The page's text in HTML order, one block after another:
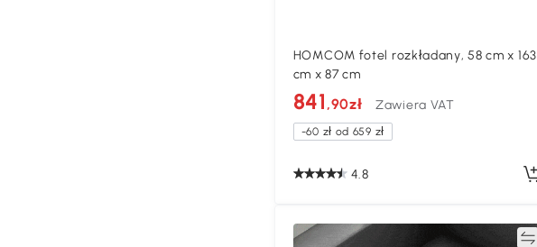
HOMCOM fotel rozkładany, 58 cm x 163
cm x 87 cm
841 ,90zł Zawiera VAT
-60 zł od 659 zł
4.8
Porównywać